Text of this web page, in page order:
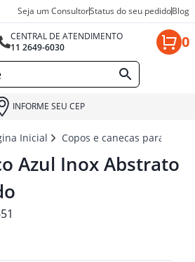
Seja um ConsultorStatus do seu pedidoBlog
CENTRAL DE ATENDIMENTO
11 2649-6030
0
INFORME SEU CEP
Inicial Copos e canecas para
Azul Inox Abstrato